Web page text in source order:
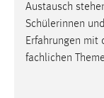
Austausch
Schülerinnen
Erfahrungen mit
fachlichen